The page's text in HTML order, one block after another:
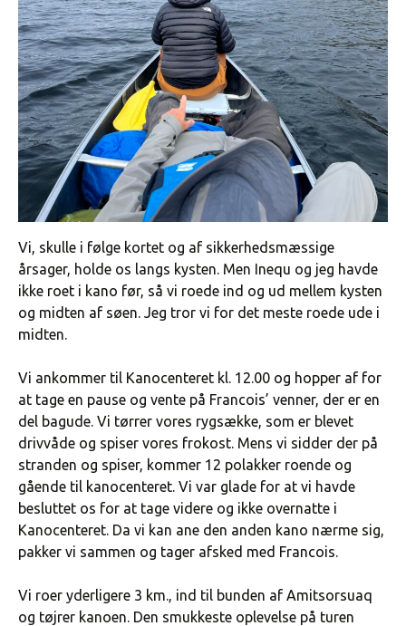
Vi, skulle i følge kortet og af sikkerhedsmæssige
årsager, holde os langs kysten. Men Inequ og jeg havde
ikke roet i kano før, så vi roede ind og ud mellem kysten
og midten af søen. Jeg tror vi for det meste roede ude i
midten.
Vi ankommer til Kanocenteret kl. 12.00 og hopper af for
at tage en pause og vente på Francois’ venner, der er en
del bagude. Vi tørrer vores rygsække, som er blevet
drivvåde og spiser vores frokost. Mens vi sidder der på
stranden og spiser, kommer 12 polakker roende og
gående til kanocenteret. Vi var glade for at vi havde
besluttet os for at tage videre og ikke overnatte i
Kanocenteret. Da vi kan ane den anden kano nærme sig,
pakker vi sammen og tager afsked med Francois.
Vi roer yderligere 3 km., ind til bunden af Amitsorsuaq
og tøjrer kanoen. Den smukkeste oplevelse på turen